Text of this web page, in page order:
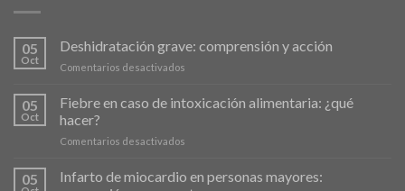
05
Oct
Deshidratación grave: comprensión y acción
Comentarios desactivados
sévère
05
Oct
Fiebre en caso de intoxicación alimentaria: ¿qué
hacer?
Comentarios desactivados
05
Infarto de miocardio en personas mayores: